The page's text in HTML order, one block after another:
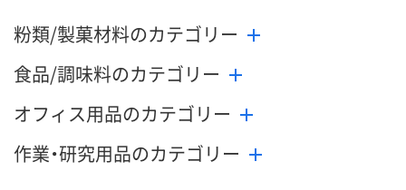
粉類/製菓材料のカテゴリー
食品/調味料のカテゴリー
オフィス用品のカテゴリー
作業・研究用品のカテゴリー